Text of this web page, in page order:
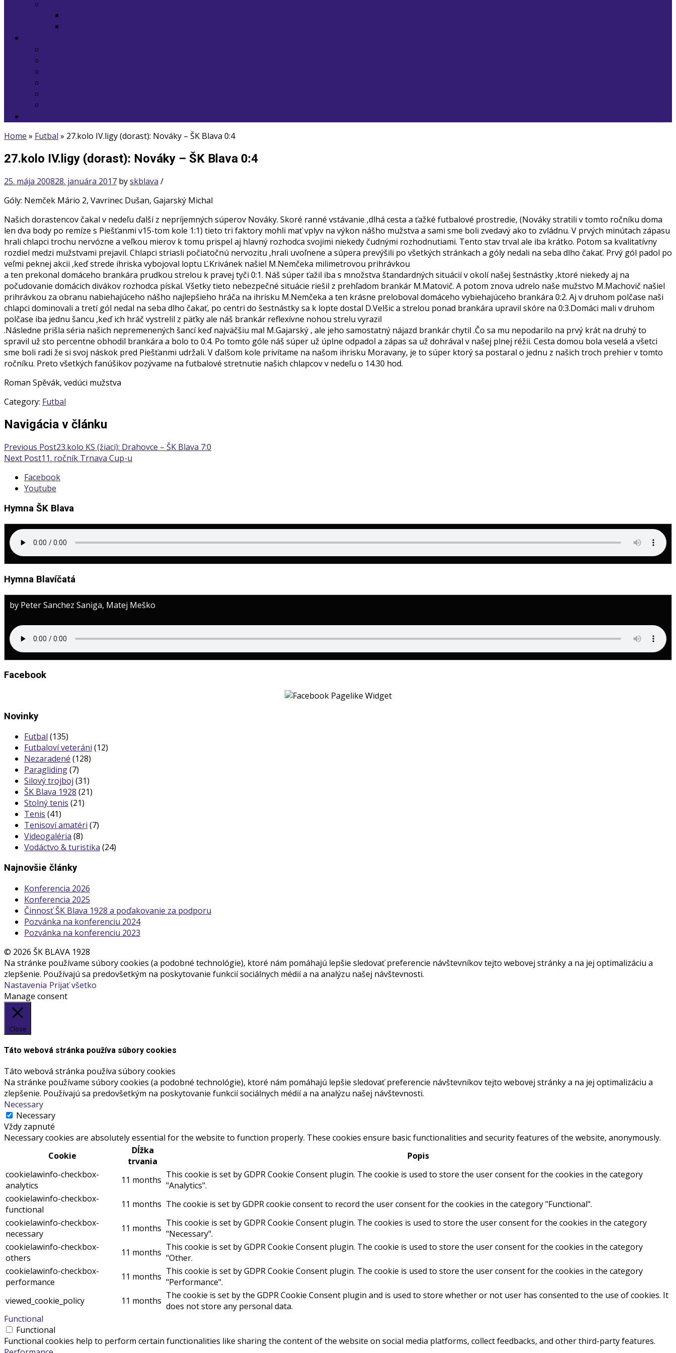
Home » Futbal » 27.kolo IV.ligy (dorast): Nováky – ŠK Blava 0:4
27.kolo IV.ligy (dorast): Nováky – ŠK Blava 0:4
25. mája 200828. januára 2017 byskblava /
Góly: Nemček Mário 2, Vavrinec Dušan, Gajarský Michal
Našich dorastencov čakal v nedeľu ďalší z nepríjemných súperov Nováky. Skoré ranné vstávanie ,dlhá cesta a ťažké futbalové prostredie, (Nováky stratili v tomto ročníku doma
len dva body po remíze s Piešťanmi v15-tom kole 1:1) tieto tri faktory mohli mať vplyv na výkon nášho mužstva a sami sme boli zvedavý ako to zvládnu. V prvých minútach zápasu
hrali chlapci trochu nervózne a veľkou mierov k tomu prispel aj hlavný rozhodca svojimi niekedy čudnými rozhodnutiami. Tento stav trval ale iba krátko. Potom sa kvalitatívny
rozdiel medzi mužstvami prejavil. Chlapci striasli počiatočnú nervozitu ,hrali uvoľnene a súpera prevýšili po všetkých stránkach a góly nedali na seba dlho čakať. Prvý gól padol po
veľmi peknej akcii ,keď strede ihriska vybojoval loptu Ľ.Krivánek našiel M.Nemčeka milimetrovou prihrávkou
a ten prekonal domáceho brankára prudkou strelou k pravej tyči 0:1. Náš súper ťažil iba s množstva štandardných situácií v okolí našej šestnástky ,ktoré niekedy aj na
počudovanie domácich divákov rozhodca pískal. Všetky tieto nebezpečné situácie riešil z prehľadom brankár M.Matovič. A potom znova udrelo naše mužstvo M.Machovič našiel
prihrávkou za obranu nabiehajúceho nášho najlepšieho hráča na ihrisku M.Nemčeka a ten krásne preloboval domáceho vybiehajúceho brankára 0:2. Aj v druhom polčase naši
chlapci dominovali a tretí gól nedal na seba dlho čakať, po centri do šestnástky sa k lopte dostal D.Velšic a strelou ponad brankára upravil skóre na 0:3.Domáci mali v druhom
polčase iba jednu šancu ,keď ich hráč vystrelil z päťky ale náš brankár reflexívne nohou strelu vyrazil
.Následne prišla séria našich nepremenených šancí keď najväčšiu mal M.Gajarský , ale jeho samostatný nájazd brankár chytil .Čo sa mu nepodarilo na prvý krát na druhý to
spravil už sto percentne obhodil brankára a bolo to 0:4. Po tomto góle náš súper už úplne odpadol a zápas sa už dohrával v našej plnej réžii. Cesta domou bola veselá a všetci
sme boli radi že si svoj náskok pred Piešťanmi udržali. V ďalšom kole privítame na našom ihrisku Moravany, je to súper ktorý sa postaral o jednu z našich troch prehier v tomto
ročníku. Preto všetkých fanúšikov pozývame na futbalové stretnutie našich chlapcov v nedeľu o 14.30 hod.
Roman Spěvák, vedúci mužstva
Category: Futbal
Navigácia v článku
Previous Post23.kolo KS (žiaci): Drahovce – ŠK Blava 7:0
Next Post11. ročník Trnava Cup-u
Facebook
Youtube
Hymna ŠK Blava
Hymna Blavíčatá
by Peter Sanchez Saniga, Matej Meško
Facebook
Novinky
Futbal (135)
Futbaloví veteráni (12)
Nezaradené (128)
Paragliding(7)
Silový trojboj (31)
ŠK Blava 1928 (21)
Stolný tenis (21)
Tenis (41)
Tenisoví amatéri (7)
Videogaléria (8)
Vodáctvo & turistika (24)
Najnovšie články
Konferencia 2026
Konferencia 2025
Činnosť ŠK Blava 1928 a poďakovanie za podporu
Pozvánka na konferenciu 2024
Pozvánka na konferenciu 2023
© 2026 ŠK BLAVA 1928
Na stránke používame súbory cookies (a podobné technológie), ktoré nám pomáhajú lepšie sledovať preferencie návštevníkov tejto webovej stránky a na jej optimalizáciu a
zlepšenie. Používajú sa predovšetkým na poskytovanie funkcií sociálnych médií a na analýzu našej návštevnosti.
Nastavenia Prijať všetko
Manage consent
Close
Táto webová stránka používa súbory cookies
Táto webová stránka používa súbory cookies
Na stránke používame súbory cookies (a podobné technológie), ktoré nám pomáhajú lepšie sledovať preferencie návštevníkov tejto webovej stránky a na jej optimalizáciu a
zlepšenie. Používajú sa predovšetkým na poskytovanie funkcií sociálnych médií a na analýzu našej návštevnosti.
Necessary
Necessary
Vždy zapnuté
Necessary cookies are absolutely essential for the website to function properly. These cookies ensure basic functionalities and security features of the website, anonymously.
Cookie
Dĺžka
trvania
Popis
cookielawinfo-checkbox-
analytics
11 months This cookie is set by GDPR Cookie Consent plugin. The cookie is used to store the user consent for the cookies in the category
"Analytics".
cookielawinfo-checkbox-
functional
11 months The cookie is set by GDPR cookie consent to record the user consent for the cookies in the category "Functional".
cookielawinfo-checkbox-
necessary
11 months This cookie is set by GDPR Cookie Consent plugin. The cookies is used to store the user consent for the cookies in the category
"Necessary".
cookielawinfo-checkbox-
others
11 months This cookie is set by GDPR Cookie Consent plugin. The cookie is used to store the user consent for the cookies in the category
"Other.
cookielawinfo-checkbox-
performance
11 months This cookie is set by GDPR Cookie Consent plugin. The cookie is used to store the user consent for the cookies in the category
"Performance".
viewed_cookie_policy
11 months The cookie is set by the GDPR Cookie Consent plugin and is used to store whether or not user has consented to the use of cookies. It
does not store any personal data.
Functional
Functional
Functional cookies help to perform certain functionalities like sharing the content of the website on social media platforms, collect feedbacks, and other third-party features.